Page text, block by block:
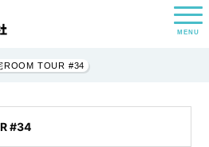
MENU
ROOM TOUR #34
#34